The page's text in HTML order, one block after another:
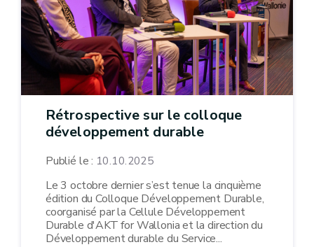
Rétrospective sur le colloque
développement durable
Publié le : 10.10.2025
Le 3 octobre dernier s’est tenue la cinquième
édition du Colloque Développement Durable,
coorganisé par la Cellule Développement
Durable d'AKT for Wallonia et la direction du
Développement durable du Service...